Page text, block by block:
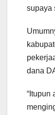
supaya
dana
“Itupun